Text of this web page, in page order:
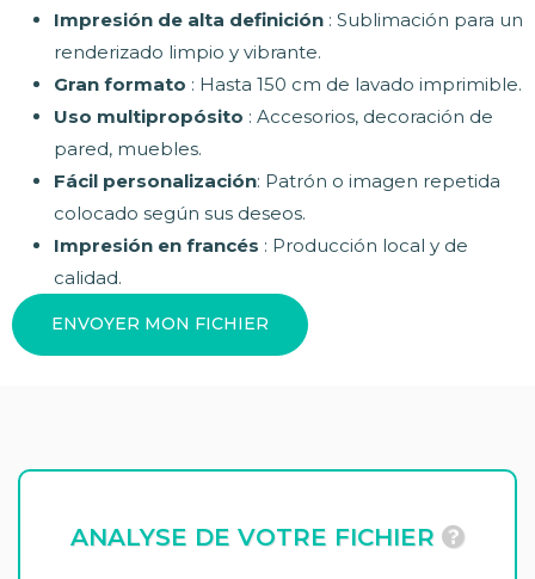
Impresión de alta definición : Sublimación para un
renderizado limpio y vibrante.
Gran formato : Hasta 150 cm de lavado imprimible.
Uso multipropósito : Accesorios, decoración de
pared, muebles.
Fácil personalización: Patrón o imagen repetida
colocado según sus deseos.
Impresión en francés : Producción local y de
calidad.
ENVOYER MON FICHIER
ANALYSE DE VOTRE FICHIER